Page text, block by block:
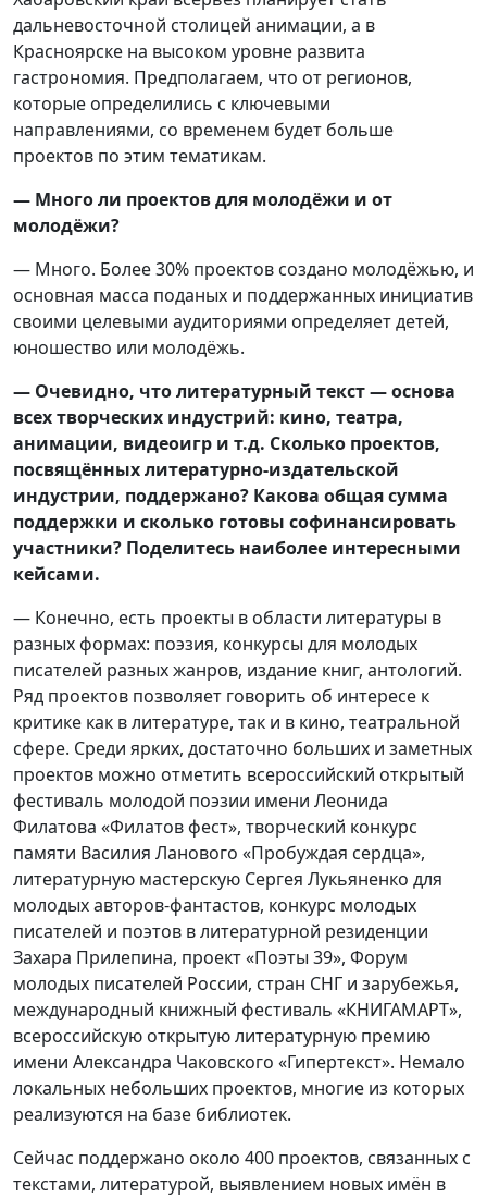
дальневосточной столицей анимации, а в
Красноярске на высоком уровне развита
гастрономия. Предполагаем, что от регионов,
которые определились с ключевыми
направлениями, со временем будет больше
проектов по этим тематикам.
— Много ли проектов для молодёжи и от
молодёжи?
— Много. Более 30% проектов создано молодёжью, и
основная масса поданых и поддержанных инициатив
своими целевыми аудиториями определяет детей,
юношество или молодёжь.
— Очевидно, что литературный текст — основа
всех творческих индустрий: кино, театра,
анимации, видеоигр и т.д. Сколько проектов,
посвящённых литературно-издательской
индустрии, поддержано? Какова общая сумма
поддержки и сколько готовы софинансировать
участники? Поделитесь наиболее интересными
кейсами.
— Конечно, есть проекты в области литературы в
разных формах: поэзия, конкурсы для молодых
писателей разных жанров, издание книг, антологий.
Ряд проектов позволяет говорить об интересе к
критике как в литературе, так и в кино, театральной
сфере. Среди ярких, достаточно больших и заметных
проектов можно отметить всероссийский открытый
фестиваль молодой поэзии имени Леонида
Филатова «Филатов фест», творческий конкурс
памяти Василия Ланового «Пробуждая сердца»,
литературную мастерскую Сергея Лукьяненко для
молодых авторов-фантастов, конкурс молодых
писателей и поэтов в литературной резиденции
Захара Прилепина, проект «Поэты 39», Форум
молодых писателей России, стран СНГ и зарубежья,
международный книжный фестиваль «КНИГАМАРТ»,
всероссийскую открытую литературную премию
имени Александра Чаковского «Гипертекст». Немало
локальных небольших проектов, многие из которых
реализуются на базе библиотек.
Сейчас поддержано около 400 проектов, связанных с
текстами, литературой, выявлением новых имён в